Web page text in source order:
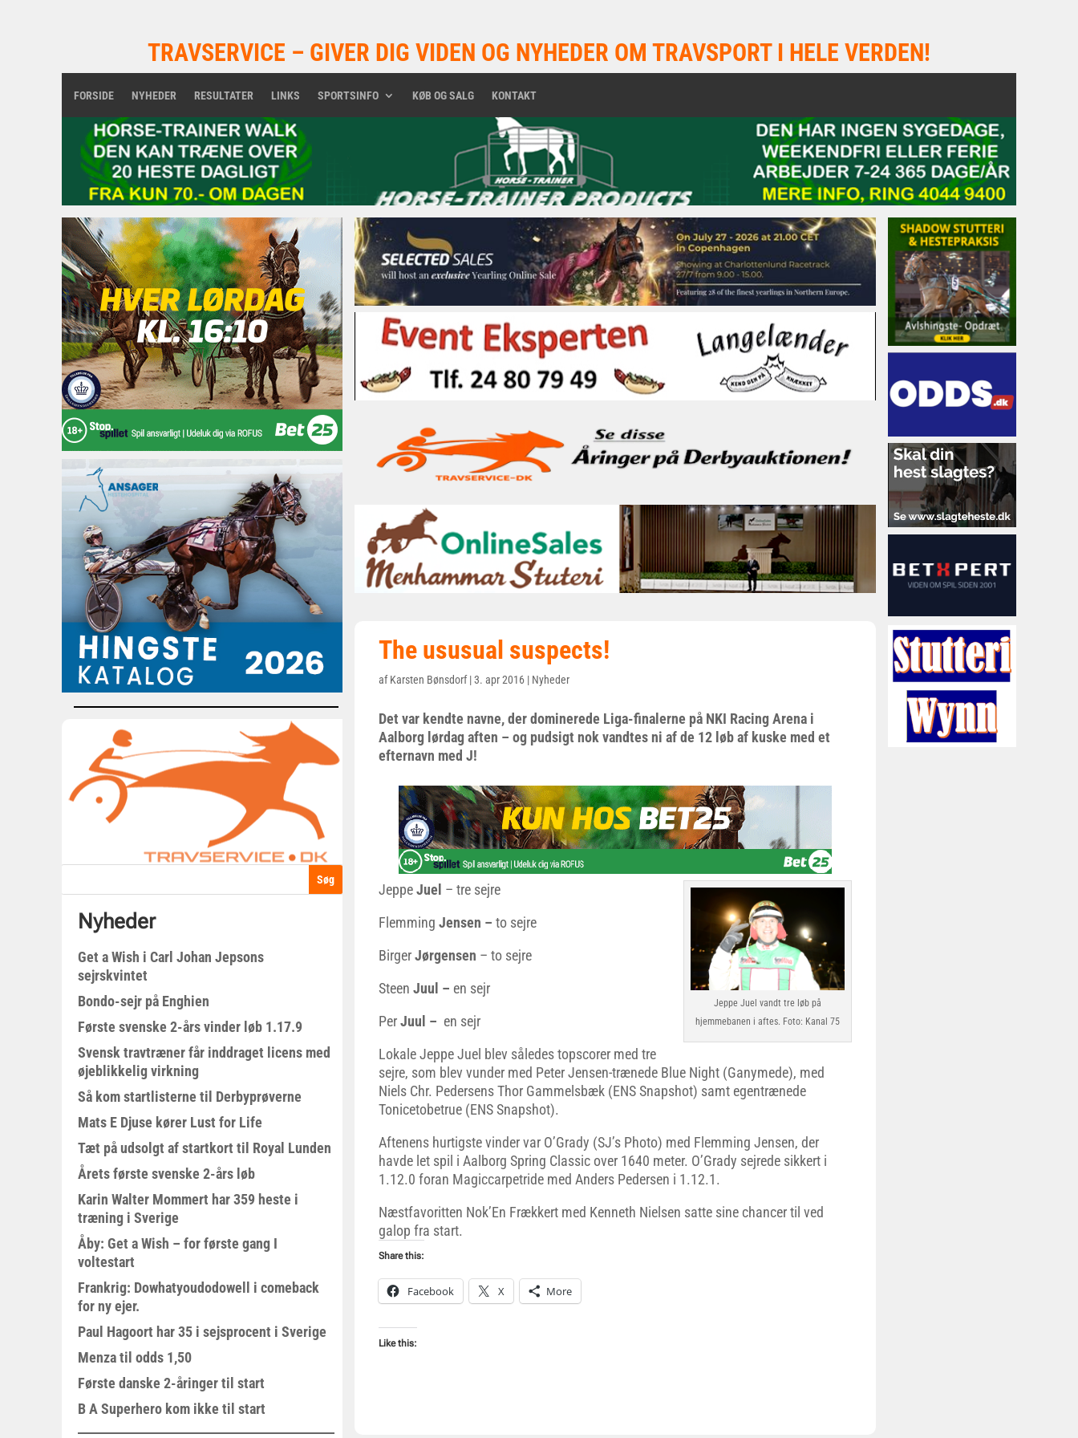
TRAVSERVICE – GIVER DIG VIDEN OG NYHEDER OM TRAVSPORT I HELE VERDEN!
FORSIDE NYHEDER RESULTATER LINKS SPORTSINFO KØB OG SALG KONTAKT
Nyheder
Get a Wish i Carl Johan Jepsons
sejrskvintet
Bondo-sejr på Enghien
Første svenske 2-års vinder løb 1.17.9
Svensk travtræner får inddraget licens med
øjeblikkelig virkning
Så kom startlisterne til Derbyprøverne
Mats E Djuse kører Lust for Life
Tæt på udsolgt af startkort til Royal Lunden
Årets første svenske 2-års løb
Karin Walter Mommert har 359 heste i
træning i Sverige
Åby: Get a Wish – for første gang I
voltestart
Frankrig: Dowhatyoudodowell i comeback
for ny ejer.
Paul Hagoort har 35 i sejsprocent i Sverige
Menza til odds 1,50
Første danske 2-åringer til start
B A Superhero kom ikke til start
The ususual suspects!
afKarsten Bønsdorf|3. apr 2016 | Nyheder
Det var kendte navne, der dominerede Liga-finalerne på NKI Racing Arena i
Aalborg lørdag aften – og pudsigt nok vandtes ni af de 12 løb af kuske med et
efternavn med J!
Jeppe Juel vandt tre løb på
hjemmebanen i aftes. Foto: Kanal 75
JeppeJuel – tre sejre
Flemming Jensen – to sejre
BirgerJørgensen – to sejre
Steen Juul – en sejr
PerJuul – en sejr
Lokale Jeppe Juel blev således topscorer med tre
sejre, som blev vunder med Peter Jensen-trænede Blue Night (Ganymede), med
Niels Chr. Pedersens Thor Gammelsbæk (ENS Snapshot) samt egentrænede
Tonicetobetrue (ENS Snapshot).
Aftenens hurtigste vinder var O’Grady (SJ’s Photo) med Flemming Jensen, der
havde let spil i Aalborg Spring Classic over 1640 meter. O’Grady sejrede sikkert i
1.12.0 foran Magiccarpetride med Anders Pedersen i 1.12.1.
Næstfavoritten Nok’En Frækkert med Kenneth Nielsen satte sine chancer til ved
galop fra start.
Share this:
Facebook X More
Like this: